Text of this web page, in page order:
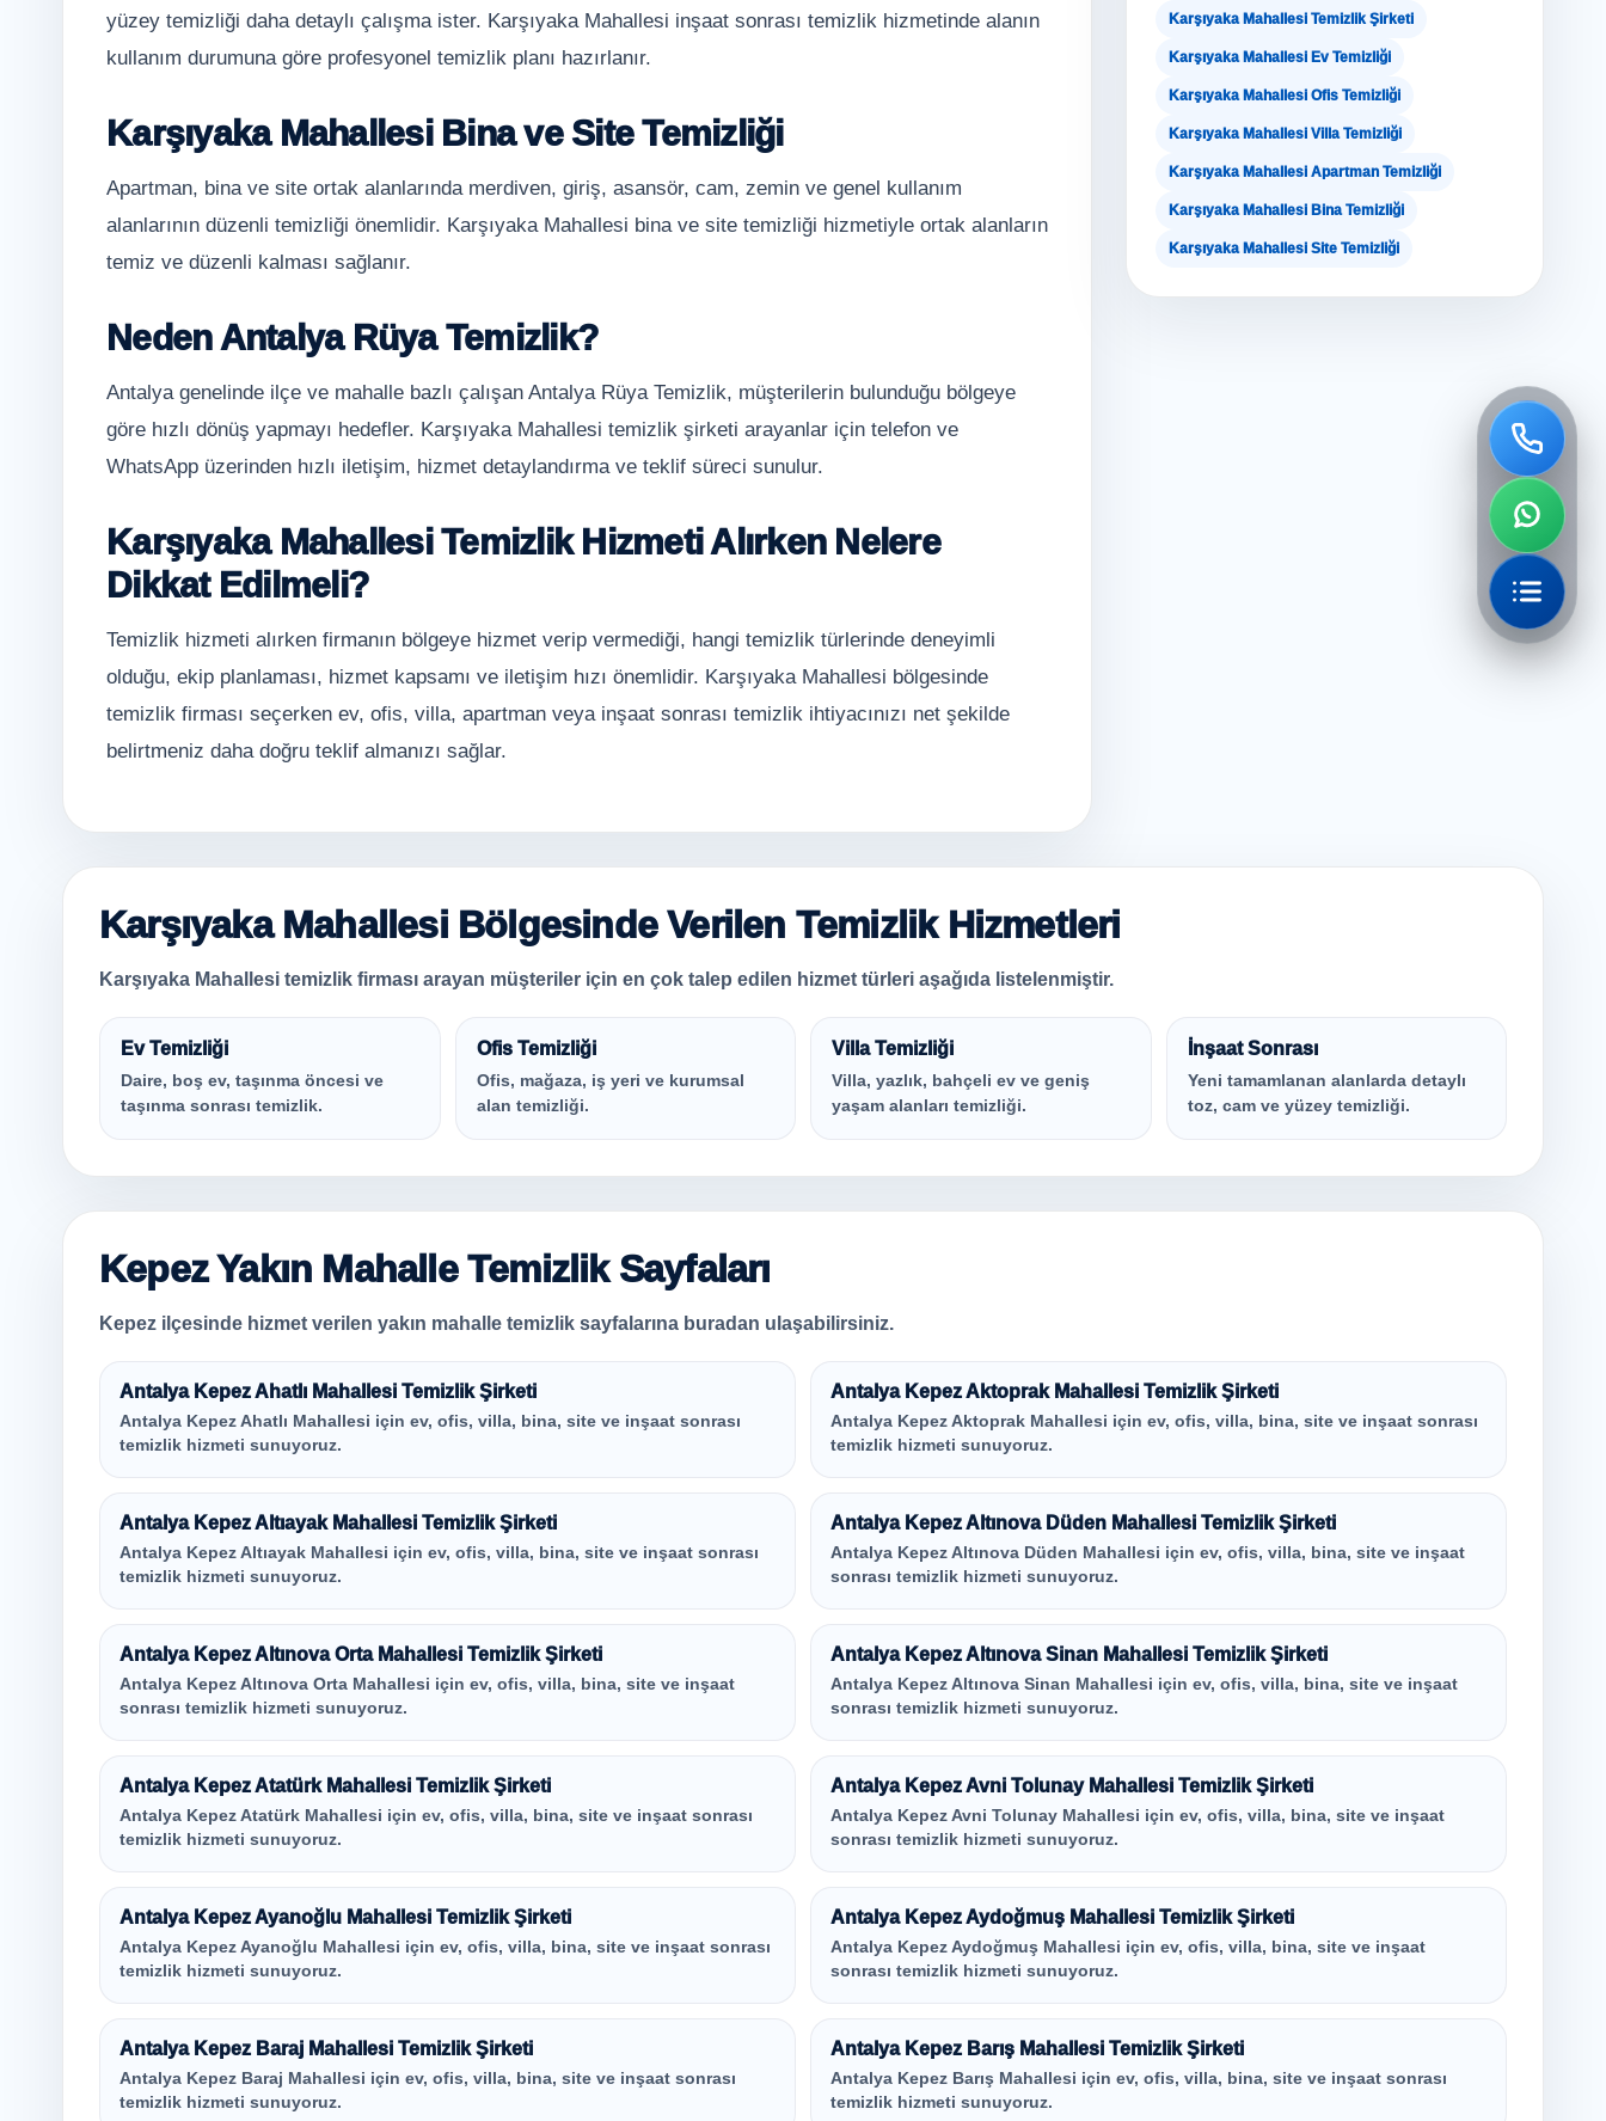
yüzey temizliği daha detaylı çalışma ister. Karşıyaka Mahallesi inşaat sonrası temizlik hizmetinde alanın
kullanım durumuna göre profesyonel temizlik planı hazırlanır.
Karşıyaka Mahallesi Bina ve Site Temizliği
Apartman, bina ve site ortak alanlarında merdiven, giriş, asansör, cam, zemin ve genel kullanım
alanlarının düzenli temizliği önemlidir. Karşıyaka Mahallesi bina ve site temizliği hizmetiyle ortak alanların
temiz ve düzenli kalması sağlanır.
Neden Antalya Rüya Temizlik?
Antalya genelinde ilçe ve mahalle bazlı çalışan Antalya Rüya Temizlik, müşterilerin bulunduğu bölgeye
göre hızlı dönüş yapmayı hedefler. Karşıyaka Mahallesi temizlik şirketi arayanlar için telefon ve
WhatsApp üzerinden hızlı iletişim, hizmet detaylandırma ve teklif süreci sunulur.
Karşıyaka Mahallesi Temizlik Hizmeti Alırken Nelere
Dikkat Edilmeli?
Temizlik hizmeti alırken firmanın bölgeye hizmet verip vermediği, hangi temizlik türlerinde deneyimli
olduğu, ekip planlaması, hizmet kapsamı ve iletişim hızı önemlidir. Karşıyaka Mahallesi bölgesinde
temizlik firması seçerken ev, ofis, villa, apartman veya inşaat sonrası temizlik ihtiyacınızı net şekilde
belirtmeniz daha doğru teklif almanızı sağlar.
Karşıyaka Mahallesi Temizlik Şirketi
Karşıyaka Mahallesi Ev Temizliği
Karşıyaka Mahallesi Ofis Temizliği
Karşıyaka Mahallesi Villa Temizliği
Karşıyaka Mahallesi Apartman Temizliği
Karşıyaka Mahallesi Bina Temizliği
Karşıyaka Mahallesi Site Temizliği
Karşıyaka Mahallesi Bölgesinde Verilen Temizlik Hizmetleri
Karşıyaka Mahallesi temizlik firması arayan müşteriler için en çok talep edilen hizmet türleri aşağıda listelenmiştir.
Ev Temizliği
Daire, boş ev, taşınma öncesi ve
taşınma sonrası temizlik.
Ofis Temizliği
Ofis, mağaza, iş yeri ve kurumsal
alan temizliği.
Villa Temizliği
Villa, yazlık, bahçeli ev ve geniş
yaşam alanları temizliği.
İnşaat Sonrası
Yeni tamamlanan alanlarda detaylı
toz, cam ve yüzey temizliği.
Kepez Yakın Mahalle Temizlik Sayfaları
Kepez ilçesinde hizmet verilen yakın mahalle temizlik sayfalarına buradan ulaşabilirsiniz.
Antalya Kepez Ahatlı Mahallesi Temizlik Şirketi
Antalya Kepez Ahatlı Mahallesi için ev, ofis, villa, bina, site ve inşaat sonrası
temizlik hizmeti sunuyoruz.
Antalya Kepez Aktoprak Mahallesi Temizlik Şirketi
Antalya Kepez Aktoprak Mahallesi için ev, ofis, villa, bina, site ve inşaat sonrası
temizlik hizmeti sunuyoruz.
Antalya Kepez Altıayak Mahallesi Temizlik Şirketi
Antalya Kepez Altıayak Mahallesi için ev, ofis, villa, bina, site ve inşaat sonrası
temizlik hizmeti sunuyoruz.
Antalya Kepez Altınova Düden Mahallesi Temizlik Şirketi
Antalya Kepez Altınova Düden Mahallesi için ev, ofis, villa, bina, site ve inşaat
sonrası temizlik hizmeti sunuyoruz.
Antalya Kepez Altınova Orta Mahallesi Temizlik Şirketi
Antalya Kepez Altınova Orta Mahallesi için ev, ofis, villa, bina, site ve inşaat
sonrası temizlik hizmeti sunuyoruz.
Antalya Kepez Altınova Sinan Mahallesi Temizlik Şirketi
Antalya Kepez Altınova Sinan Mahallesi için ev, ofis, villa, bina, site ve inşaat
sonrası temizlik hizmeti sunuyoruz.
Antalya Kepez Atatürk Mahallesi Temizlik Şirketi
Antalya Kepez Atatürk Mahallesi için ev, ofis, villa, bina, site ve inşaat sonrası
temizlik hizmeti sunuyoruz.
Antalya Kepez Avni Tolunay Mahallesi Temizlik Şirketi
Antalya Kepez Avni Tolunay Mahallesi için ev, ofis, villa, bina, site ve inşaat
sonrası temizlik hizmeti sunuyoruz.
Antalya Kepez Ayanoğlu Mahallesi Temizlik Şirketi
Antalya Kepez Ayanoğlu Mahallesi için ev, ofis, villa, bina, site ve inşaat sonrası
temizlik hizmeti sunuyoruz.
Antalya Kepez Aydoğmuş Mahallesi Temizlik Şirketi
Antalya Kepez Aydoğmuş Mahallesi için ev, ofis, villa, bina, site ve inşaat
sonrası temizlik hizmeti sunuyoruz.
Antalya Kepez Baraj Mahallesi Temizlik Şirketi
Antalya Kepez Baraj Mahallesi için ev, ofis, villa, bina, site ve inşaat sonrası
temizlik hizmeti sunuyoruz.
Antalya Kepez Barış Mahallesi Temizlik Şirketi
Antalya Kepez Barış Mahallesi için ev, ofis, villa, bina, site ve inşaat sonrası
temizlik hizmeti sunuyoruz.